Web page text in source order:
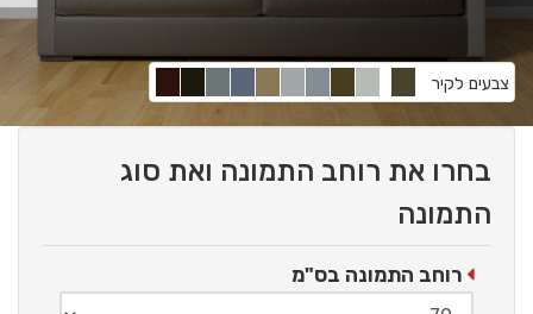
צבעים לקיר
בחרו את רוחב התמונה ואת סוג
התמונה
רוחב התמונה בס"מ